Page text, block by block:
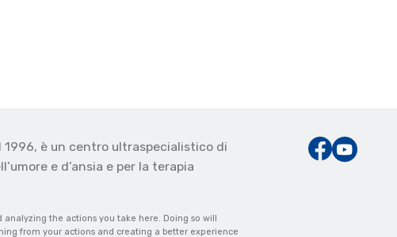
1996, è un centro ultraspecialistico di
e d’ansia e per la terapia
the actions you take here. Doing so will
from your actions and creating a better experience